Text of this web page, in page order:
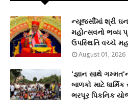
ન્યૂજર્સીમાં શ્રી
મહોત્સવનો ભવ્ય
ઉપસ્થિતિ વચ્ચે
August 01, 2026
'જ્ઞાન સાથે
બાળકો માટે
ભરપૂર પિકનિક